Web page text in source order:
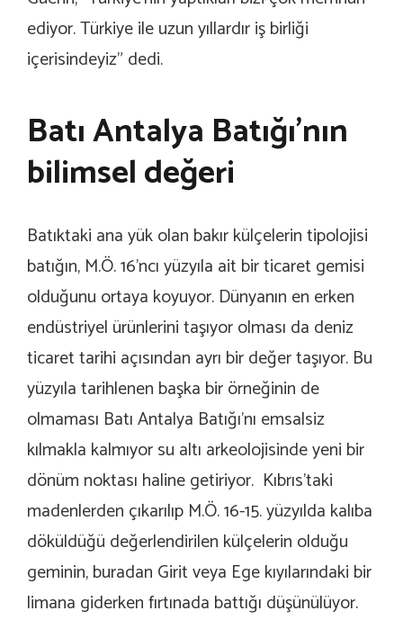
ediyor. Türkiye ile uzun yıllardır iş birliği
içerisindeyiz” dedi.
Batı Antalya Batığı’nın
bilimsel değeri
Batıktaki ana yük olan bakır külçelerin tipolojisi
batığın, M.Ö. 16’ncı yüzyıla ait bir ticaret gemisi
olduğunu ortaya koyuyor. Dünyanın en erken
endüstriyel ürünlerini taşıyor olması da deniz
ticaret tarihi açısından ayrı bir değer taşıyor. Bu
yüzyıla tarihlenen başka bir örneğinin de
olmaması Batı Antalya Batığı’nı emsalsiz
kılmakla kalmıyor su altı arkeolojisinde yeni bir
dönüm noktası haline getiriyor. Kıbrıs’taki
madenlerden çıkarılıp M.Ö. 16-15. yüzyılda kalıba
döküldüğü değerlendirilen külçelerin olduğu
geminin, buradan Girit veya Ege kıyılarındaki bir
limana giderken fırtınada battığı düşünülüyor.